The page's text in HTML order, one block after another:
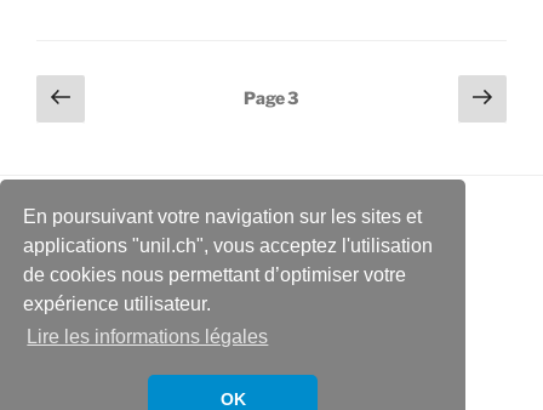
En poursuivant votre navigation sur les sites et
applications "unil.ch", vous acceptez l'utilisation
de cookies nous permettant d’optimiser votre
expérience utilisateur.
Lire les informations légales
OK
when
community
tradition »
Pagination
des
Page
précédente
Page3
Page